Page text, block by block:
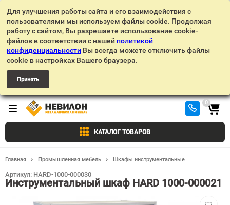
Для улучшения работы сайта и его взаимодействия с
пользователями мы используем файлы cookie. Продолжая
работу с сайтом, Вы разрешаете использование cookie-
файлов в соответствии с нашей политикой
конфиденциальности Вы всегда можете отключить файлы
cookie в настройках Вашего браузера.
Принять
КАТАЛОГ ТОВАРОВ
0
Главная Промышленная мебель Шкафы инструментальные
Инструментальный шкаф HARD 1000-000021
Артикул: HARD-1000-000030